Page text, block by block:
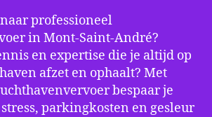
professioneel
in Mont-Saint-André?
en expertise die je altijd op
afzet en ophaalt? Met
bespaar je
parkingkosten en gesleur